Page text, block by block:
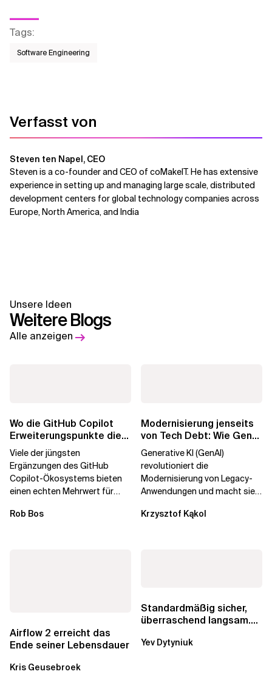
Tags:
Software Engineering
Verfasst von
Steven ten Napel, CEO
Steven is a co-founder and CEO of coMakeIT. He has extensive
experience in setting up and managing large scale, distributed
development centers for global technology companies across
Europe, North America, and India
Unsere Ideen
Weitere Blogs
Alle anzeigen
Wo die GitHub Copilot
Erweiterungspunkte die
Governance brechen
Viele der jüngsten
Ergänzungen des GitHub
Copilot-Ökosystems bieten
einen echten Mehrwert für
aber auch die...
Rob Bos
Modernisierung jenseits
von Tech Debt: Wie GenAI
die
Generative KI (GenAI)
revolutioniert die
Modernisierung von Legacy-
Anwendungen und macht sie
Durch die Automatisierung...
Krzysztof Kąkol
Airflow 2 erreicht das
Ende seiner Lebensdauer
Kris Geusebroek
Standardmäßig sicher,
überraschend langsam.
über die RDS...
Yev Dytyniuk